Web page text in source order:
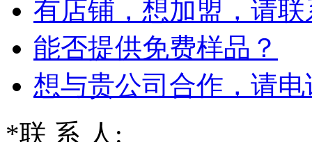
有店铺，想加盟，请
能否提供免费样品？
想与贵公司合作，请
*联 系 人: